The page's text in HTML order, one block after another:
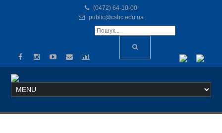
(0472) 64-10-00
public@csbc.edu.ua